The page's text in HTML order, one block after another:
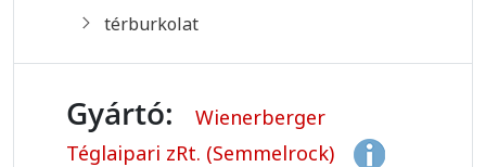
térburkolat
Gyártó:
Wienerberger
Téglaipari zRt. (Semmelrock)